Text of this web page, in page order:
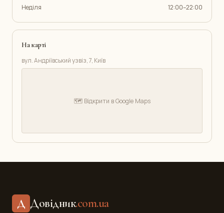
Неділя
12:00–22:00
На карті
вул. Андріївський узвіз, 7, Київ
🗺️ Відкрити в Google Maps
Д Довідник.com.ua